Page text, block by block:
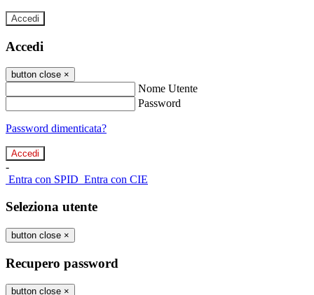
Accedi
Accedi
button close ×
Nome Utente
Password
Password dimenticata?
-
Entra con SPID Entra con CIE
Seleziona utente
button close ×
Recupero password
button close ×